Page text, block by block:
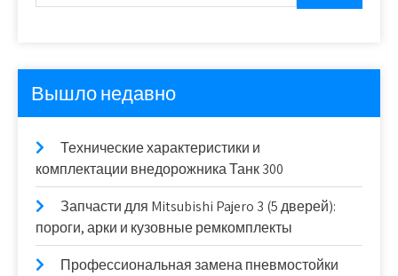
Вышло недавно
Технические характеристики и
комплектации внедорожника Танк 300
Запчасти для Mitsubishi Pajero 3 (5 дверей):
пороги, арки и кузовные ремкомплекты
Профессиональная замена пневмостойки